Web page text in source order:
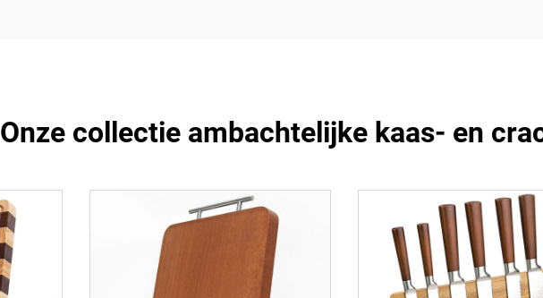
Onze collectie ambachtelijke kaas- en